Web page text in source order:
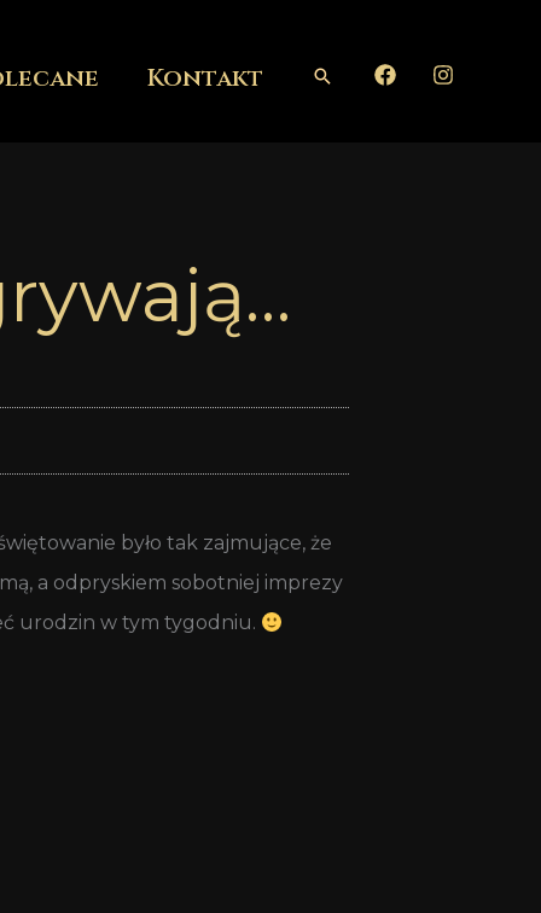
Kontakt Szukaj
było tak zajmujące, że
a odpryskiem sobotniej imprezy
urodzin w tym tygodniu.